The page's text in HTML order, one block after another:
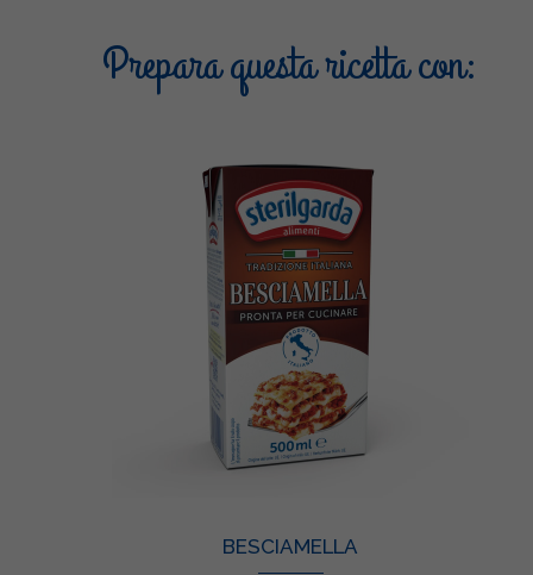
Prepara questa ricetta con:
BESCIAMELLA